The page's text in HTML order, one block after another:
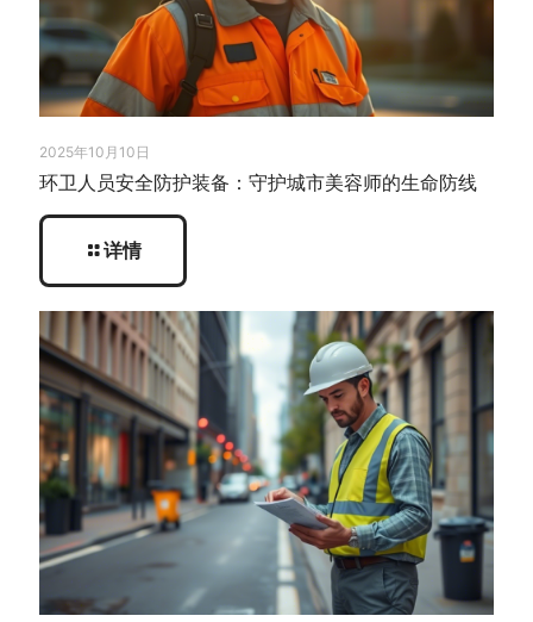
2025年10月10日
环卫人员安全防护装备：守护城市美容师的生命防线
详情